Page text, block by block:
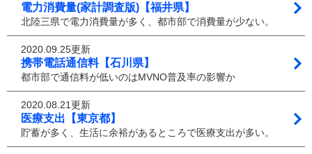
電力消費量(家計調査版)【福井県】
北陸三県で電力消費量が多く、都市部で消費量が少ない。
2020.09.25更新
携帯電話通信料【石川県】
都市部で通信料が低いのはMVNO普及率の影響か
2020.08.21更新
医療支出【東京都】
貯蓄が多く、生活に余裕があるところで医療支出が多い。